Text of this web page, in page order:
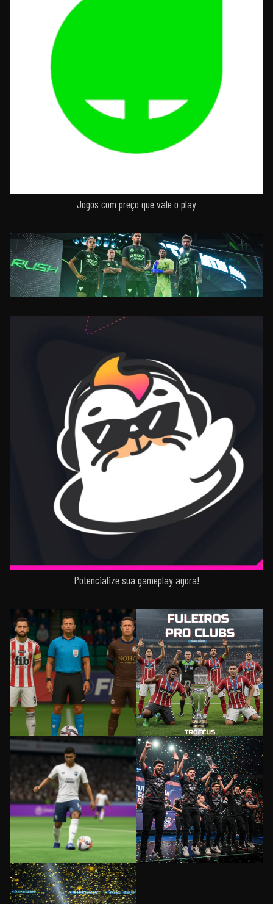
Jogos com preço que vale o play
Potencialize sua gameplay agora!